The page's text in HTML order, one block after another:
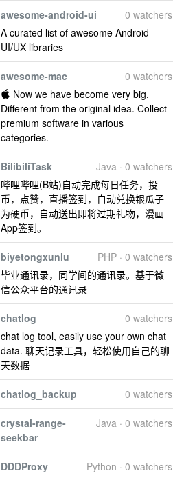
0 watchers
awesome-android-ui
A curated list of awesome Android
UI/UX libraries
0 watchers
awesome-mac
 Now we have become very big,
Different from the original idea. Collect
premium software in various
categories.
Java · 0 watchers
BilibiliTask
哔哩哔哩(B站)自动完成每日任务，投
币，点赞，直播签到，自动兑换银瓜子
为硬币，自动送出即将过期礼物，漫画
App签到。
PHP · 0 watchers
biyetongxunlu
毕业通讯录，同学间的通讯录。基于微
信公众平台的通讯录
0 watchers
chatlog
chat log tool, easily use your own chat
data. 聊天记录工具，轻松使用自己的聊
天数据
0 watchers
chatlog_backup
Java · 0 watchers
crystal-range-
seekbar
Python · 0 watchers
DDDProxy